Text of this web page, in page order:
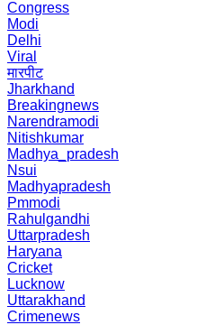
Congress
Modi
Delhi
Viral
मारपीट
Jharkhand
Breakingnews
Narendramodi
Nitishkumar
Madhya_pradesh
Nsui
Madhyapradesh
Pmmodi
Rahulgandhi
Uttarpradesh
Haryana
Cricket
Lucknow
Uttarakhand
Crimenews